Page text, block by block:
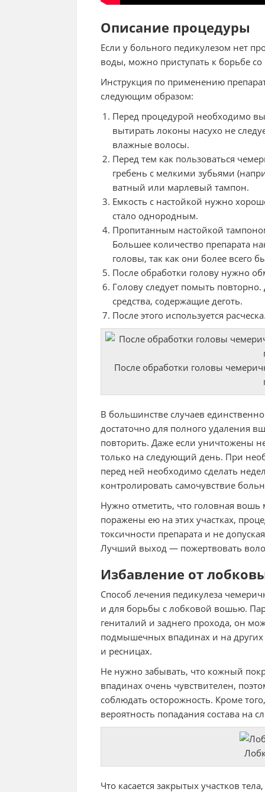
Описание процедуры
Если у больного педикулезом нет
воды, можно приступать к борьбе
Инструкция по применению
следующим образом:
Перед процедурой необходимо
вытирать локоны насухо не
влажные волосы.
Перед тем как пользоваться
гребень с мелкими зубьями
ватный или марлевый тампон.
Емкость с настойкой нужно
стало однородным.
Пропитанным настойкой
Большее количество препарата
головы, так как они более всего
После обработки голову нужно
Голову следует помыть
средства, содержащие деготь.
После этого используется
После обработки головы
В большинстве случаев
достаточно для полного удаления
повторить. Даже если уничтожены
только на следующий день. При
перед ней необходимо сделать
контролировать самочувствие
Нужно отметить, что головная вошь
поражены ею на этих участках,
токсичности препарата и не
Лучший выход — пожертвовать
Избавление от
Способ лечения педикулеза
и для борьбы с лобковой вошью.
гениталий и заднего прохода, он
подмышечных впадинах и на других
и ресницах.
Не нужно забывать, что кожный
впадинах очень чувствителен,
соблюдать осторожность. Кроме
вероятность попадания состава на
Что касается закрытых участков